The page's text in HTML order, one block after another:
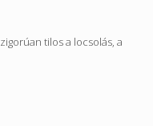
tilos a locsolás, a